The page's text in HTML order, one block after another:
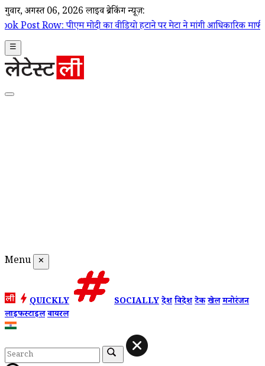
गुरूवार, अगस्त 06, 2026 लाइव ब्रेकिंग न्यूज़:
मोदी का वीडियो हटाने पर मेटा ने मांगी आधिकारिक माफी; Joel
☰
Menu ✕
QUICKLY SOCIALLYदेशविदेशटेकखेलमनोरंजन
लाइफस्टाइलवायरल